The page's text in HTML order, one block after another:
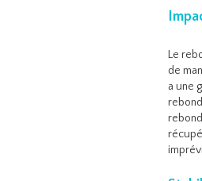
Le
de
a une